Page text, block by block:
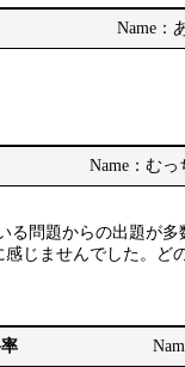
Name：
Name：む
る問題からの出題が
じませんでした。ど